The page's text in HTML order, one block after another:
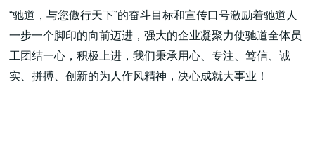
“驰道，与您傲行天下”的奋斗目标和宣传口号激励着驰道人
一步一个脚印的向前迈进，强大的企业凝聚力使驰道全体员
工团结一心，积极上进，我们秉承用心、专注、笃信、诚
实、拼搏、创新的为人作风精神，决心成就大事业！